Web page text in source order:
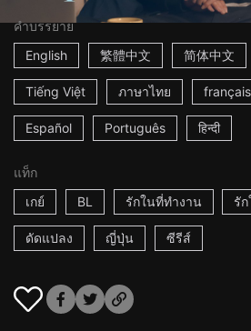
คำบรรยาย
English
繁體中文 简体中文
Tiếng Việt ภาษาไทย français
Español Português हिन्दी
แท็ก
เกย์
BL รักในที่ทำงาน รัก
ดัดแปลง ญี่ปุ่น ซีรีส์